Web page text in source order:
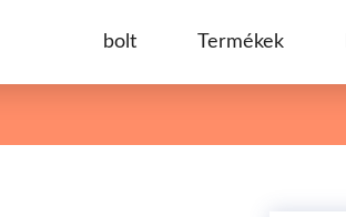
bolt Termékek